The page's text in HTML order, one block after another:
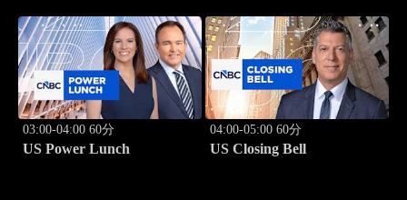
03:00-04:00 60分
US Power Lunch
04:00-05:00 60分
US Closing Bell